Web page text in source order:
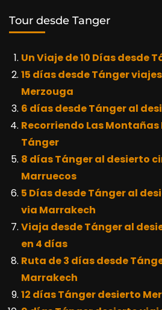
Tour desde Tanger
Un Viaje de 10 Días desde
15 días desde Tánger
Merzouga
6 días desde Tánger al
Recorriendo Las Montañas
Tánger
8 días Tánger al desierto
Marruecos
5 Días desde Tánger al
via Marrakech
Viaja desde Tánger al
en 4 días
Ruta de 3 días desde
Marrakech
12 días Tánger desierto